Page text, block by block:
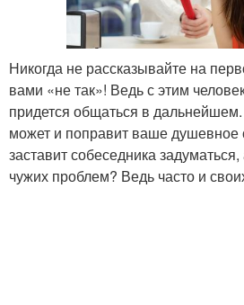
Никогда не рассказывайте на
вами «не так»! Ведь с этим
придется общаться в
может и поправит ваше душевное
заставит собеседника
чужих проблем? Ведь часто и